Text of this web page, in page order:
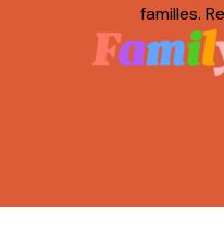
familles.